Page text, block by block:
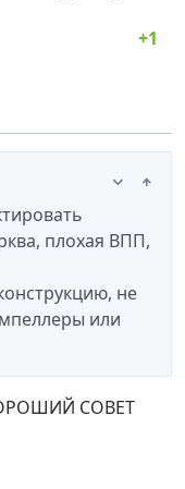
плохая ВПП,
не
или
СОВЕТ